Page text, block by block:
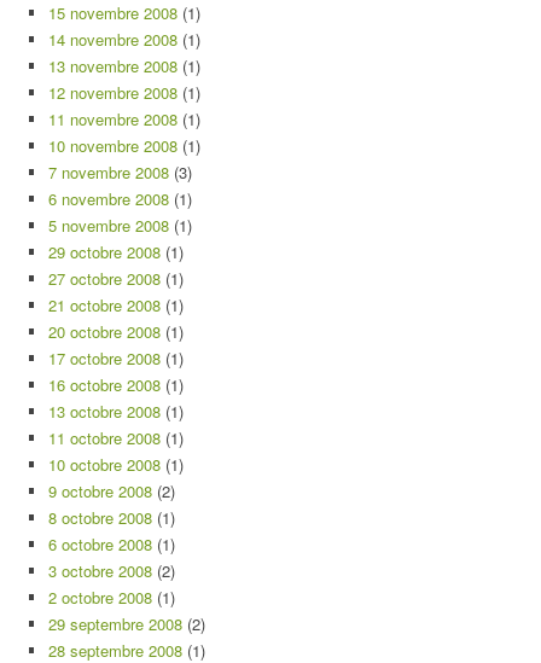
15 novembre 2008 (1)
14 novembre 2008 (1)
13 novembre 2008 (1)
12 novembre 2008 (1)
11 novembre 2008 (1)
10 novembre 2008 (1)
7 novembre 2008 (3)
6 novembre 2008 (1)
5 novembre 2008 (1)
29 octobre 2008 (1)
27 octobre 2008 (1)
21 octobre 2008 (1)
20 octobre 2008 (1)
17 octobre 2008 (1)
16 octobre 2008 (1)
13 octobre 2008 (1)
11 octobre 2008 (1)
10 octobre 2008 (1)
9 octobre 2008 (2)
8 octobre 2008 (1)
6 octobre 2008 (1)
3 octobre 2008 (2)
2 octobre 2008 (1)
29 septembre 2008 (2)
28 septembre 2008 (1)